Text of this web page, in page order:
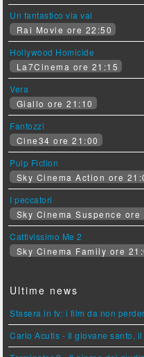
Un fantastico via vai
Rai Movie ore 22:50
Hollywood Homicide
La7Cinema ore 21:15
Vera
Giallo ore 21:10
Fantozzi
Cine34 ore 21:00
Pulp Fiction
Sky Cinema Action ore
I peccatori
Sky Cinema Suspence ore
Cattivissimo Me 2
Sky Cinema Family ore
Ultime news
Stasera in tv: i film da non
Carlo Acutis - Il giovane santo,